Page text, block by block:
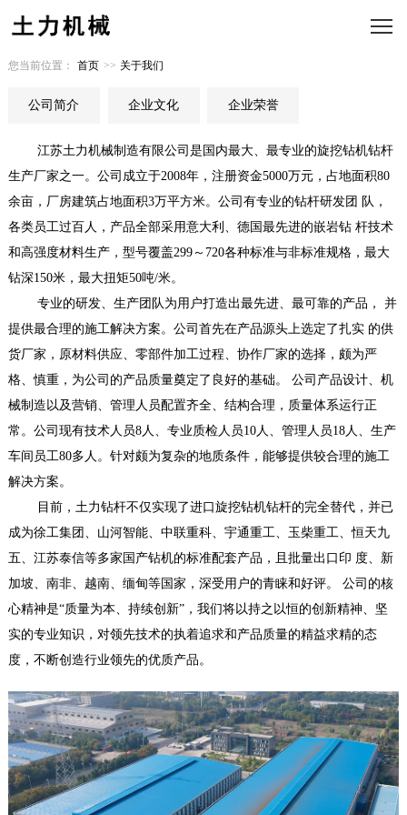
您当前位置： 首页 >> 关于我们
公司简介 企业文化 企业荣誉
江苏土力机械制造有限公司是国内最大、最专业的旋挖钻机钻杆
生产厂家之一。公司成立于2008年，注册资金5000万元，占地面积80
余亩，厂房建筑占地面积3万平方米。公司有专业的钻杆研发团 队，
各类员工过百人，产品全部采用意大利、德国最先进的嵌岩钻 杆技术
和高强度材料生产，型号覆盖299～720各种标准与非标准规格，最大
钻深150米，最大扭矩50吨/米。
专业的研发、生产团队为用户打造出最先进、最可靠的产品， 并
提供最合理的施工解决方案。公司首先在产品源头上选定了扎实 的供
货厂家，原材料供应、零部件加工过程、协作厂家的选择，颇为严
格、慎重，为公司的产品质量奠定了良好的基础。 公司产品设计、机
械制造以及营销、管理人员配置齐全、结构合理，质量体系运行正
常。公司现有技术人员8人、专业质检人员10人、管理人员18人、生产
车间员工80多人。针对颇为复杂的地质条件，能够提供较合理的施工
解决方案。
目前，土力钻杆不仅实现了进口旋挖钻机钻杆的完全替代，并已
成为徐工集团、山河智能、中联重科、宇通重工、玉柴重工、恒天九
五、江苏泰信等多家国产钻机的标准配套产品，且批量出口印 度、新
加坡、南非、越南、缅甸等国家，深受用户的青睐和好评。 公司的核
心精神是“质量为本、持续创新”，我们将以持之以恒的创新精神、坚
实的专业知识，对领先技术的执着追求和产品质量的精益求精的态
度，不断创造行业领先的优质产品。